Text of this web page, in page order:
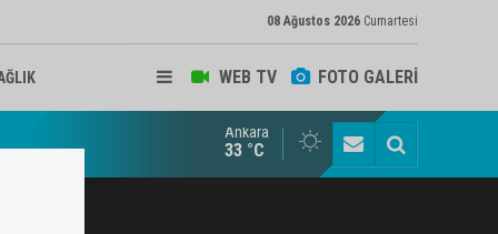
08 Ağustos 2026 Cumartesi
WEB TV FOTO GALERİ
ve Arabulucu Rüstem Yiğit Ahizer'e ziyaretçi akını
Ankara
33 °C